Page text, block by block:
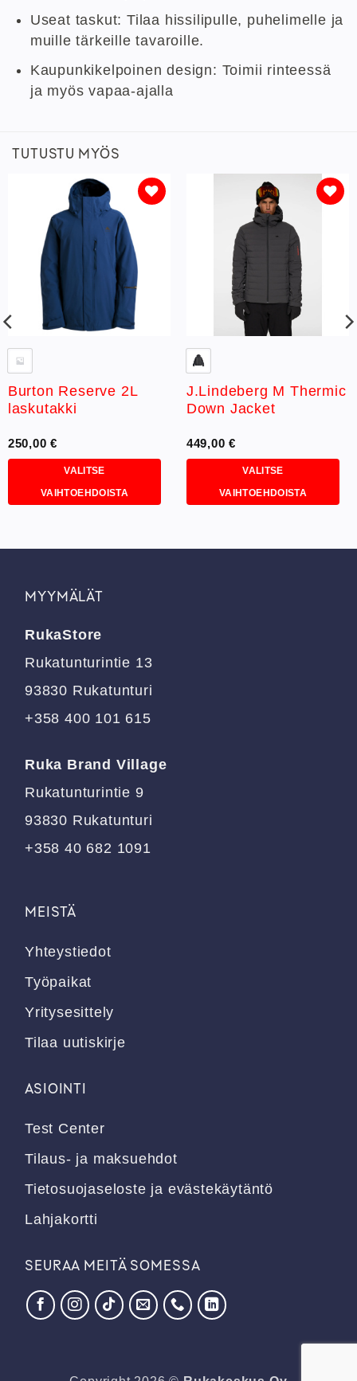
Useat taskut: Tilaa hissilipulle, puhelimelle ja
muille tärkeille tavaroille.
Kaupunkikelpoinen design: Toimii rinteessä
ja myös vapaa-ajalla
TUTUSTU MYÖS
Lisää
toivelistaan
Burton Reserve 2L
laskutakki
250,00€
VALITSE
VAIHTOEHDOISTA
on
Voit
valinnat
sivulla.
toivelistaan
J.Lindeberg M Thermic
Down Jacket
449,00€
VALITSE
VAIHTOEHDOISTA
on
MYYMÄLÄT
RukaStore
Rukatunturintie 13
93830 Rukatunturi
+358 400 101 615
Ruka Brand Village
Rukatunturintie 9
93830 Rukatunturi
+358 40 682 1091
MEISTÄ
Yhteystiedot
Työpaikat
Yritysesittely
Tilaa uutiskirje
ASIOINTI
Test Center
Tilaus- ja maksuehdot
Tietosuojaseloste ja evästekäytäntö
Lahjakortti
SEURAA MEITÄ SOMESSA